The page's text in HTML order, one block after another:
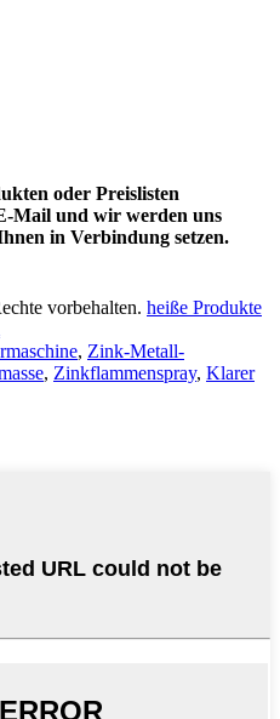
oder Preislisten
Mail und wir werden uns
in Verbindung setzen.
vorbehalten. heiße Produkte
, Zink-Metall-
, Zinkflammenspray, Klarer